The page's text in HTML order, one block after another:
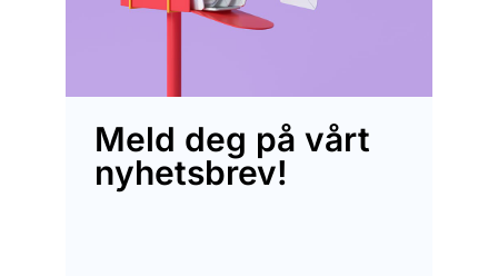
Meld deg på vårt
nyhetsbrev!